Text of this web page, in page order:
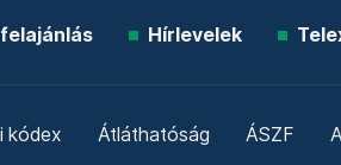
felajánlás Hírlevelek
kódex Átláthatóság ÁSZF